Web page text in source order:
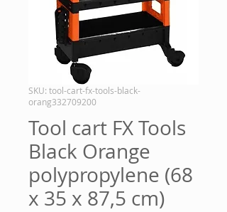
SKU: tool-cart-fx-tools-black-
orang332709200
Tool cart FX Tools
Black Orange
polypropylene (68
x 35 x 87,5 cm)